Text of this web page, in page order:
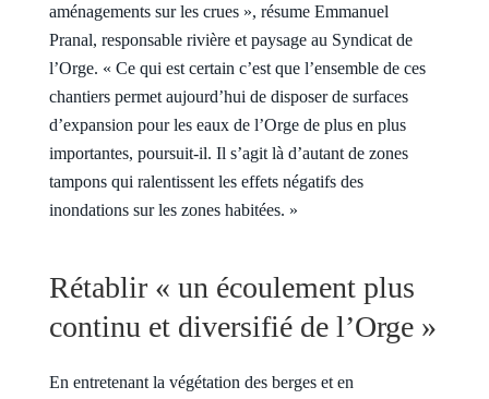
aménagements sur les crues », résume Emmanuel
Pranal, responsable rivière et paysage au Syndicat de
l’Orge. « Ce qui est certain c’est que l’ensemble de ces
chantiers permet aujourd’hui de disposer de surfaces
d’expansion pour les eaux de l’Orge de plus en plus
importantes, poursuit-il. Il s’agit là d’autant de zones
tampons qui ralentissent les effets négatifs des
inondations sur les zones habitées. »
Rétablir « un écoulement plus
continu et diversifié de l’Orge »
En entretenant la végétation des berges et en